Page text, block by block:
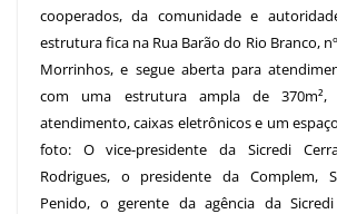
cooperados, da comunidade e
estrutura fica na Rua Barão do Rio Branco,
Morrinhos, e segue aberta para
com uma estrutura ampla de
atendimento, caixas eletrônicos e um
foto: O vice-presidente da Sicredi
Rodrigues, o presidente da Complem,
Penido, o gerente da agência da